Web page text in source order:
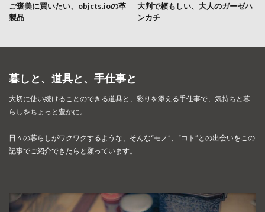
ご褒美に買いたい、objcts.ioの革
製品
大判で頼もしい、大人のガーゼハ
ンカチ
暮しと、道具と、手仕事と
大切に使い続けることのできる道具と、彩りを添える手仕事で、 気持ちと暮
らしをちょっと豊かに。
日々の暮らしがワクワクするような、そんな“モノ”、“コト”との出会いを この
記事でご紹介できたらと願っています。